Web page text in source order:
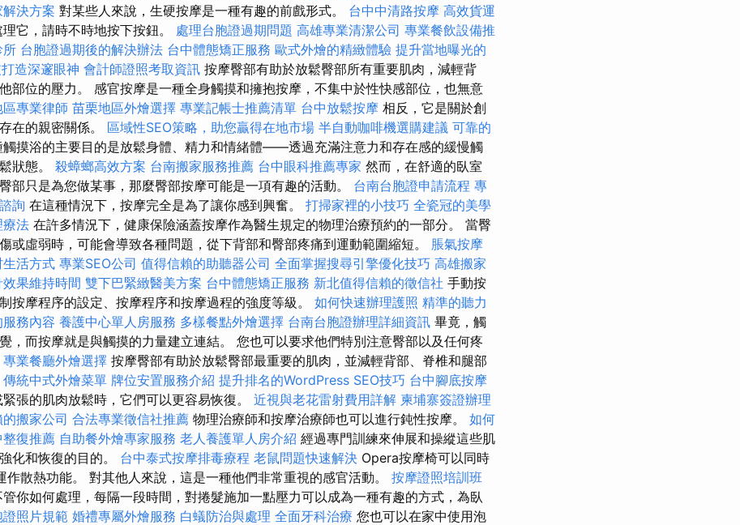
決方案 對某些人來說，生硬按摩是一種有趣的前戲形式。 台中中清路按摩 高效貨運
它，請時不時地按下按鈕。 處理台胞證過期問題 高雄專業清潔公司 專業餐飲設備推
所 台胞證過期後的解決辦法 台中體態矯正服務 歐式外燴的精緻體驗 提升當地曝光的
造深邃眼神 會計師證照考取資訊 按摩臀部有助於放鬆臀部所有重要肌肉，減輕背
部位的壓力。 感官按摩是一種全身觸摸和擁抱按摩，不集中於性快感部位，也無意
區專業律師 苗栗地區外燴選擇 專業記帳士推薦清單 台中放鬆按摩 相反，它是關於創
在的親密關係。 區域性SEO策略，助您贏得在地市場 半自動咖啡機選購建議 可靠的
觸摸浴的主要目的是放鬆身體、精力和情緒體——透過充滿注意力和存在感的緩慢觸
狀態。 殺蟑螂高效方案 台南搬家服務推薦 台中眼科推薦專家 然而，在舒適的臥室
部只是為您做某事，那麼臀部按摩可能是一項有趣的活動。 台南台胞證申請流程 專
詢 在這種情況下，按摩完全是為了讓你感到興奮。 打掃家裡的小技巧 全瓷冠的美學
療法 在許多情況下，健康保險涵蓋按摩作為醫生規定的物理治療預約的一部分。 當臀
或虛弱時，可能會導致各種問題，從下背部和臀部疼痛到運動範圍縮短。 脹氣按摩
活方式 專業SEO公司 值得信賴的助聽器公司 全面掌握搜尋引擎優化技巧 高雄搬家
果維持時間 雙下巴緊緻醫美方案 台中體態矯正服務 新北值得信賴的徵信社 手動按
按摩程序的設定、按摩程序和按摩過程的強度等級。 如何快速辦理護照 精準的聽力
務內容 養護中心單人房服務 多樣餐點外燴選擇 台南台胞證辦理詳細資訊 畢竟，觸
，而按摩就是與觸摸的力量建立連結。 您也可以要求他們特別注意臀部以及任何疼
專業餐廳外燴選擇 按摩臀部有助於放鬆臀部最重要的肌肉，並減輕背部、脊椎和腿部
傳統中式外燴菜單 牌位安置服務介紹 提升排名的WordPress SEO技巧 台中腳底按摩
張的肌肉放鬆時，它們可以更容易恢復。 近視與老花雷射費用詳解 柬埔寨簽證辦理
搬家公司 合法專業徵信社推薦 物理治療師和按摩治療師也可以進行鈍性按摩。 如何
整復推薦 自助餐外燴專家服務 老人養護單人房介紹 經過專門訓練來伸展和操縱這些肌
化和恢復的目的。 台中泰式按摩排毒療程 老鼠問題快速解決 Opera按摩椅可以同時
作散熱功能。 對其他人來說，這是一種他們非常重視的感官活動。 按摩證照培訓班
管你如何處理，每隔一段時間，對捲髮施加一點壓力可以成為一種有趣的方式，為臥
證照片規範 婚禮專屬外燴服務 白蟻防治與處理 全面牙科治療 您也可以在家中使用泡